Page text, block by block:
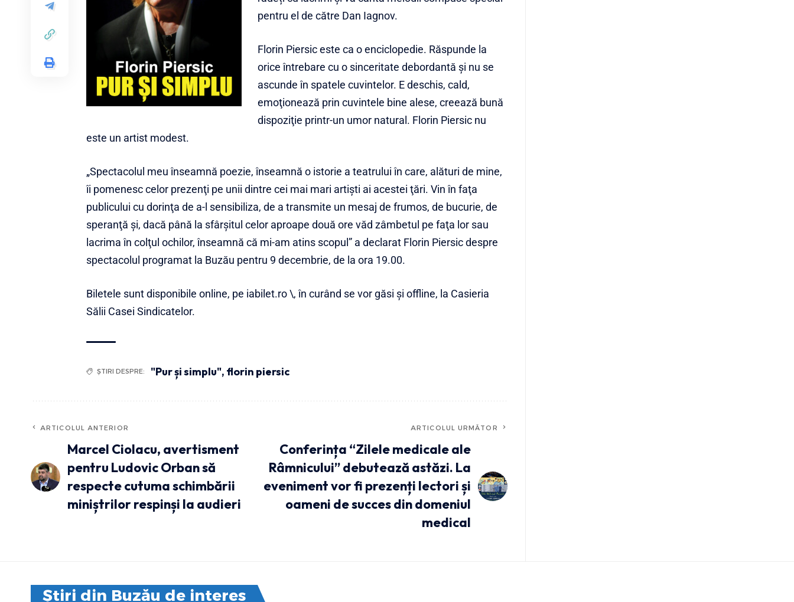
pentru el de către Dan Iagnov.
Florin Piersic este ca o enciclopedie. Răspunde la
orice întrebare cu o sinceritate debordantă şi nu se
ascunde în spatele cuvintelor. E deschis, cald,
emoţionează prin cuvintele bine alese, creează bună
dispoziţie printr-un umor natural. Florin Piersic nu
este un artist modest.
„Spectacolul meu înseamnă poezie, înseamnă o istorie a teatrului în care, alături de mine,
îi pomenesc celor prezenţi pe unii dintre cei mai mari artişti ai acestei ţări. Vin în faţa
publicului cu dorinţa de a-l sensibiliza, de a transmite un mesaj de frumos, de bucurie, de
speranţă şi, dacă până la sfârşitul celor aproape două ore văd zâmbetul pe faţa lor sau
lacrima în colţul ochilor, înseamnă că mi-am atins scopul” a declarat Florin Piersic despre
spectacolul programat la Buzău pentru 9 decembrie, de la ora 19.00.
Biletele sunt disponibile online, pe iabilet.ro \, în curând se vor găsi și offline, la Casieria
Sălii Casei Sindicatelor.
ȘTIRI DESPRE: "Pur și simplu", florin piersic
ARTICOLUL ANTERIOR
Marcel Ciolacu, avertisment
pentru Ludovic Orban să
respecte cutuma schimbării
miniștrilor respinși la audieri
ARTICOLUL URMĂTOR
Conferința “Zilele medicale ale
Râmnicului” debutează astăzi. La
eveniment vor fi prezenți lectori și
oameni de succes din domeniul
medical
Știri din Buzău de interes